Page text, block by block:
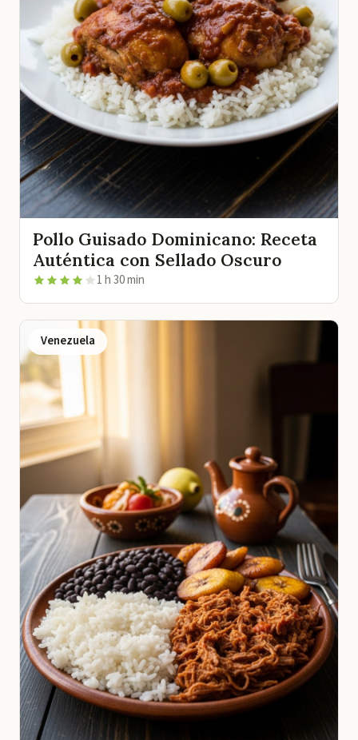
Pollo Guisado Dominicano: Receta
Auténtica con Sellado Oscuro
1 h 30 min
Venezuela